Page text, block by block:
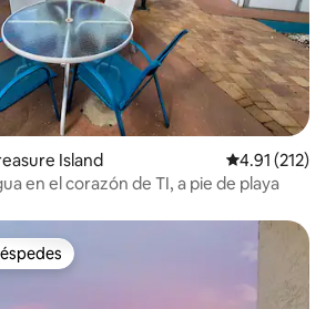
Island Calificación
4.91 (212)
en el corazón de TI, a pie de playa